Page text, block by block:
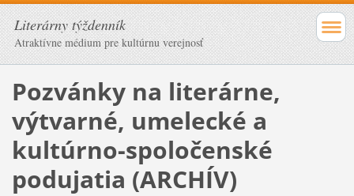
Literárny týždenník
Atraktívne médium pre kultúrnu verejnosť
Pozvánky na literárne,
výtvarné, umelecké a
kultúrno-spoločenské
podujatia (ARCHÍV)